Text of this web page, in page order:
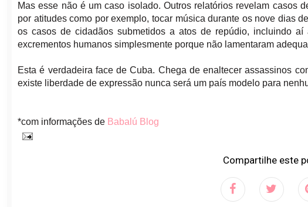
Mas esse não é um caso isolado. Outros relatórios revelam casos
por atitudes como por exemplo, tocar música durante os nove dias
os casos de cidadãos submetidos a atos de repúdio, incluindo
excrementos humanos simplesmente porque não lamentaram
Esta é verdadeira face de Cuba. Chega de enaltecer assassinos
existe liberdade de expressão nunca será um país modelo para
*com informações de Babalú Blog
Compartilhe este